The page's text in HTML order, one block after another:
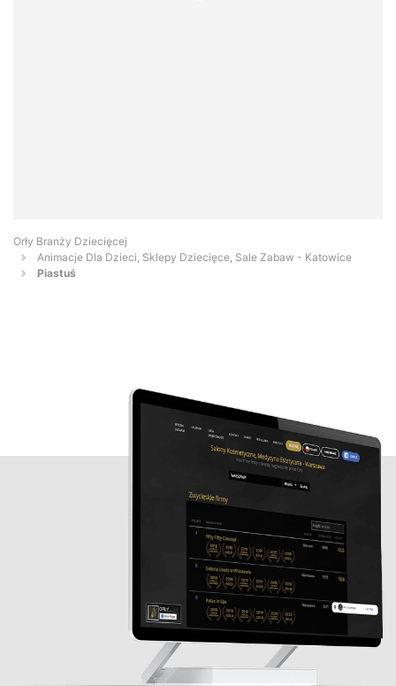
Orły Branży Dziecięcej
Animacje Dla Dzieci, Sklepy Dziecięce, Sale Zabaw - Katowice
Piastuś